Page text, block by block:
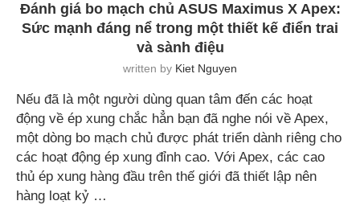
Đánh giá bo mạch chủ ASUS Maximus X Apex:
Sức mạnh đáng nể trong một thiết kế điển trai
và sành điệu
written by Kiet Nguyen
Nếu đã là một người dùng quan tâm đến các hoạt
động về ép xung chắc hẳn bạn đã nghe nói về Apex,
một dòng bo mạch chủ được phát triển dành riêng cho
các hoạt động ép xung đỉnh cao. Với Apex, các cao
thủ ép xung hàng đầu trên thế giới đã thiết lập nên
hàng loạt kỷ …